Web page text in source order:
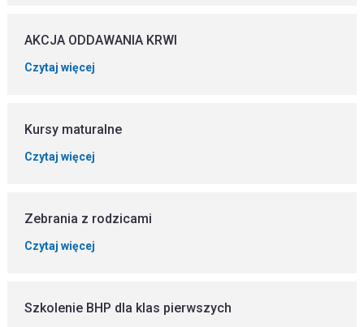
AKCJA ODDAWANIA KRWI
Czytaj więcej
Kursy maturalne
Czytaj więcej
Zebrania z rodzicami
Czytaj więcej
Szkolenie BHP dla klas pierwszych